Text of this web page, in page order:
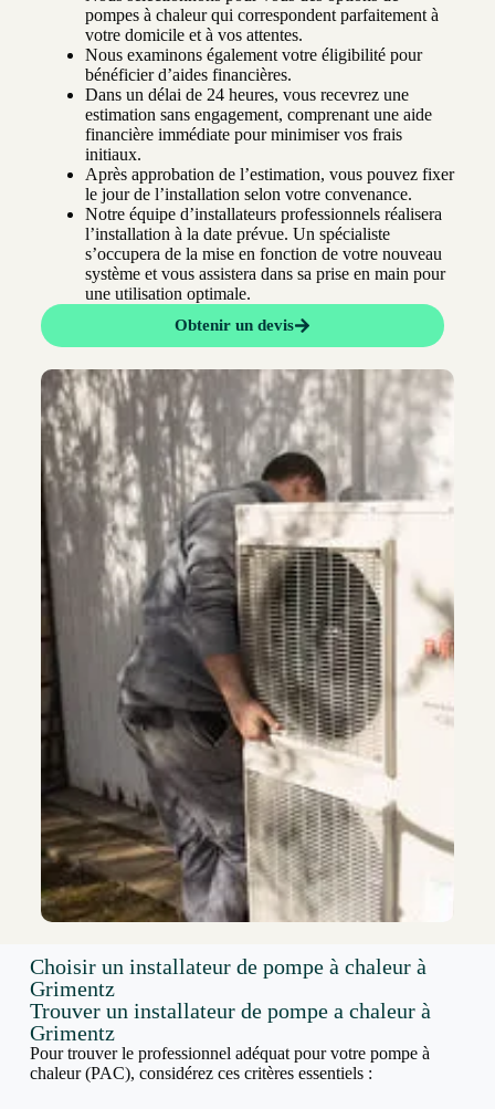
pompes à chaleur qui correspondent parfaitement à
votre domicile et à vos attentes.
Nous examinons également votre éligibilité pour
bénéficier d’aides financières.
Dans un délai de 24 heures, vous recevrez une
estimation sans engagement, comprenant une aide
financière immédiate pour minimiser vos frais
initiaux.
Après approbation de l’estimation, vous pouvez fixer
le jour de l’installation selon votre convenance.
Notre équipe d’installateurs professionnels réalisera
l’installation à la date prévue. Un spécialiste
s’occupera de la mise en fonction de votre nouveau
système et vous assistera dans sa prise en main pour
une utilisation optimale.
Obtenir un devis
Choisir un installateur de pompe à chaleur à
Grimentz
Trouver un installateur de pompe a chaleur à
Grimentz
Pour trouver le professionnel adéquat pour votre pompe à
chaleur (PAC), considérez ces critères essentiels :